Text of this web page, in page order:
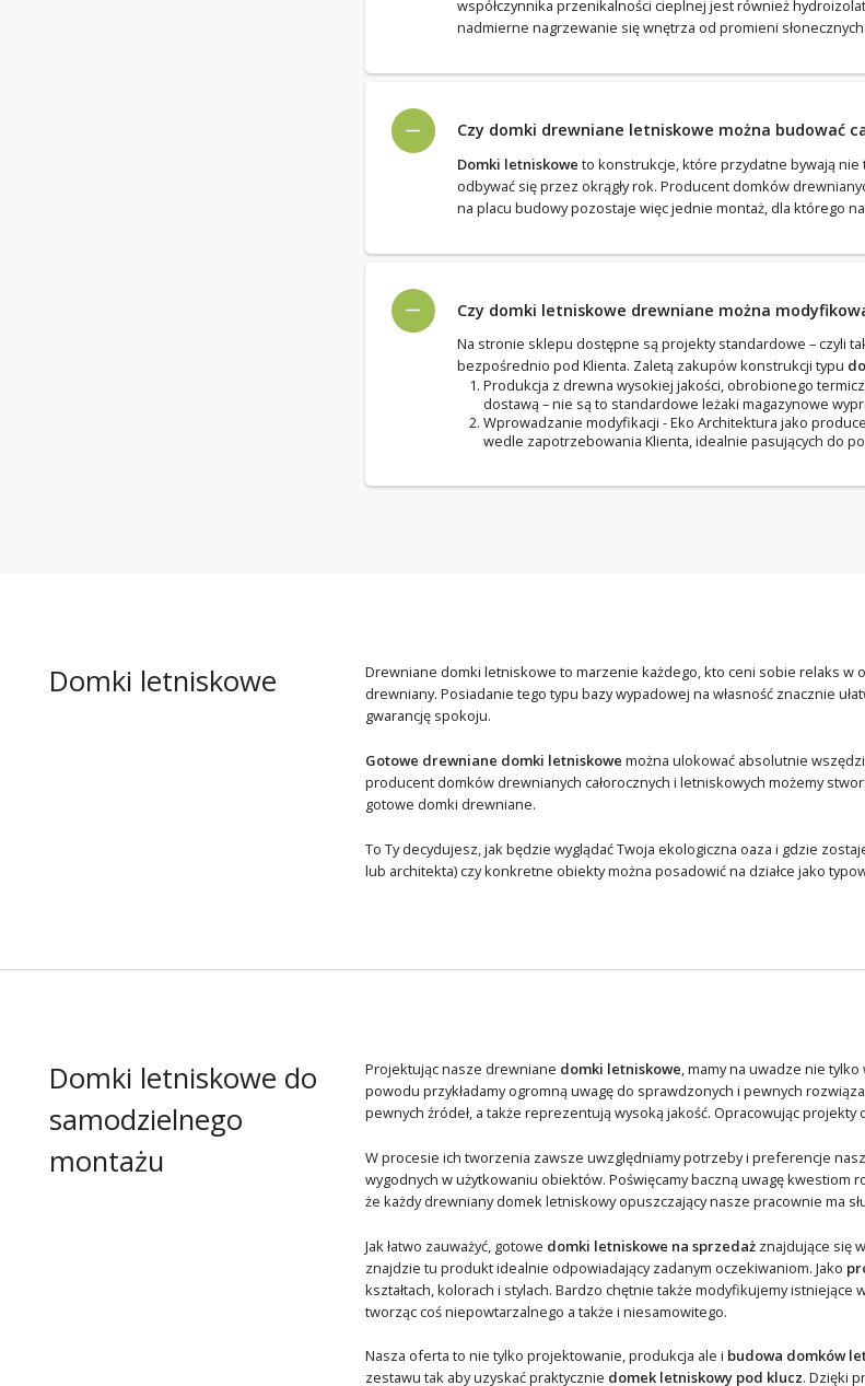
współczynnika przenikalności cieplnej jest również
nadmierne nagrzewanie się wnętrza od promieni
Czy domki drewniane letniskowe można budować
Domki letniskowe to konstrukcje, które przydatne bywają nie
odbywać się przez okrągły rok. Producent domków
na placu budowy pozostaje więc jednie montaż, dla którego
Czy domki letniskowe drewniane można
Na stronie sklepu dostępne są projekty standardowe – czyli
bezpośrednio pod Klienta. Zaletą zakupów konstrukcji typu
Produkcja z drewna wysokiej jakości, obrobionego
dostawą – nie są to standardowe leżaki magazynowe
Wprowadzanie modyfikacji - Eko Architektura jako
wedle zapotrzebowania Klienta, idealnie pasujących do
Domki letniskowe
Drewniane domki letniskowe to marzenie każdego, kto ceni sobie relaks
drewniany. Posiadanie tego typu bazy wypadowej na własność znacznie
gwarancję spokoju.
Gotowe drewniane domki letniskowe można ulokować absolutnie
producent domków drewnianych całorocznych i letniskowych możemy
gotowe domki drewniane.
To Ty decydujesz, jak będzie wyglądać Twoja ekologiczna oaza i gdzie
lub architekta) czy konkretne obiekty można posadowić na działce jako
Domki letniskowe do
samodzielnego
montażu
Projektując nasze drewniane domki letniskowe, mamy na uwadze nie
powodu przykładamy ogromną uwagę do sprawdzonych i pewnych
pewnych źródeł, a także reprezentują wysoką jakość. Opracowując
W procesie ich tworzenia zawsze uwzględniamy potrzeby i preferencje
wygodnych w użytkowaniu obiektów. Poświęcamy baczną uwagę
że każdy drewniany domek letniskowy opuszczający nasze pracownie ma
Jak łatwo zauważyć, gotowe domki letniskowe na sprzedażznajdujące się
znajdzie tu produkt idealnie odpowiadający zadanym oczekiwaniom. Jako
kształtach, kolorach i stylach. Bardzo chętnie także modyfikujemy
tworząc coś niepowtarzalnego a także i niesamowitego.
Nasza oferta to nie tylko projektowanie, produkcja ale i budowa domków
zestawu tak aby uzyskać praktycznie domek letniskowy pod klucz. Dzięki